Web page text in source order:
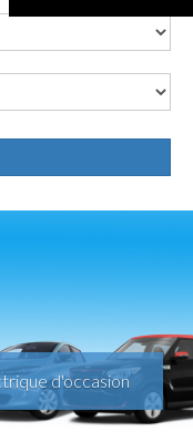
d'occasion